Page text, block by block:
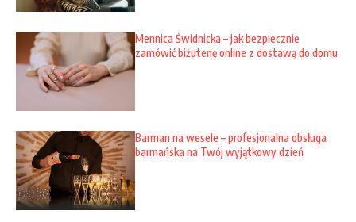
Mennica Świdnicka – jak bezpiecznie
zamówić biżuterię online z dostawą do domu
Barman na wesele – profesjonalna obsługa
barmańska na Twój wyjątkowy dzień